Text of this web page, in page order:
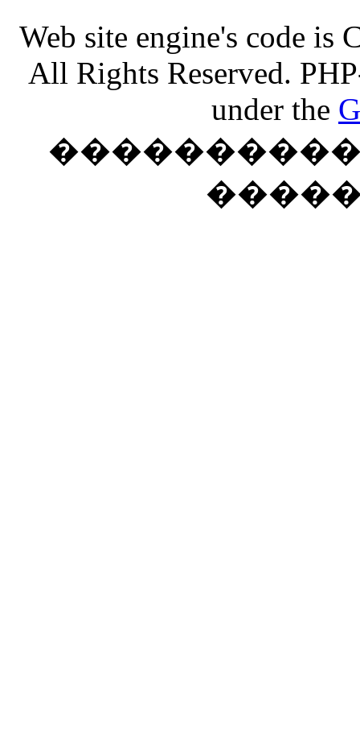
Web site engine's code
All Rights Reserved.
under the
����������